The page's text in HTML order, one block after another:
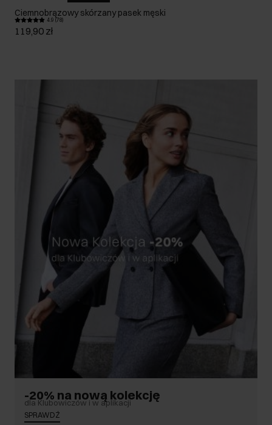
Ciemnobrązowy skórzany pasek męski
4.9 (78)
119,90 zł
-20% na nową kolekcję
dla Klubowiczów i w aplikacji
SPRAWDŹ